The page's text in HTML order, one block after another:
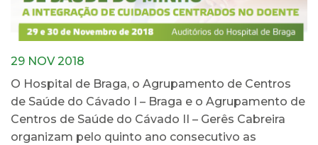
29 NOV 2018
O Hospital de Braga, o Agrupamento de Centros
de Saúde do Cávado I – Braga e o Agrupamento de
Centros de Saúde do Cávado II – Gerês Cabreira
organizam pelo quinto ano consecutivo as